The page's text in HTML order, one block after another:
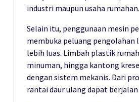
industri maupun usaha rumahan.
Selain itu, penggunaan mesin
membuka peluang pengolahan
lebih luas. Limbah plastik
minuman, hingga kantong
dengan sistem mekanis. Dari
rantai daur ulang dapat